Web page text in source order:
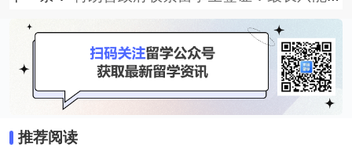
推荐阅读